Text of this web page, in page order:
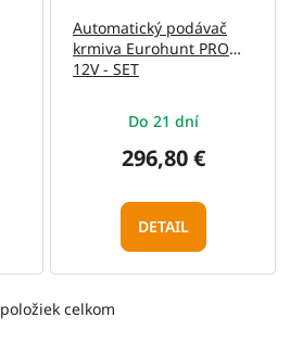
Automatický podávač
krmiva Eurohunt PRO
12V - SET
Do 21 dní
296,80 €
DETAIL
O
položiek celkom